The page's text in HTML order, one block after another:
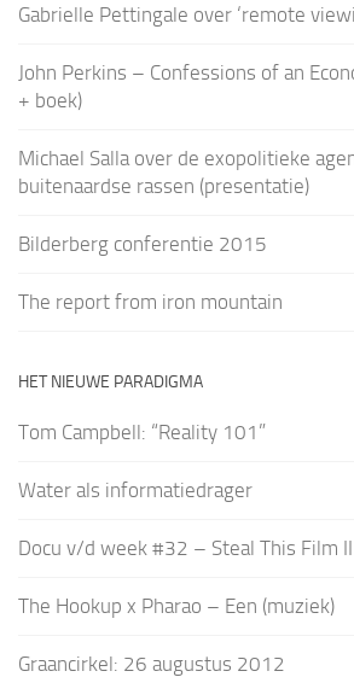
Gabrielle Pettingale over ‘remote
John Perkins – Confessions of an
+ boek)
Michael Salla over de exopolitieke
buitenaardse rassen (presentatie)
Bilderberg conferentie 2015
The report from iron mountain
HET NIEUWE PARADIGMA
Tom Campbell: “Reality 101”
Water als informatiedrager
Docu v/d week #32 – Steal This Film II
The Hookup x Pharao – Een (muziek)
Graancirkel: 26 augustus 2012